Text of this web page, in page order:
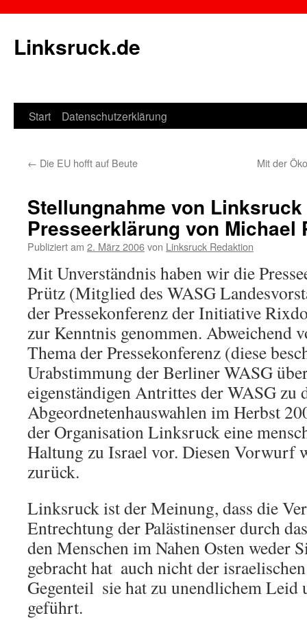
Linksruck.de
Springe
Inhalt
Start Datenschutzerklärung
← Die EU hofft auf Beute Mit der
Stellungnahme von
Presseerklärung von Michael
Publiziert am 2. März 2006von Linksruck Redaktion
Mit Unverständnis haben wir die
Prütz (Mitglied des WASG
der Pressekonferenz der Initiative
zur Kenntnis genommen. Abweichend
Thema der Pressekonferenz (diese
Urabstimmung der Berliner WASG
eigenständigen Antrittes der WASG zu
Abgeordnetenhauswahlen im Herbst
der Organisation Linksruck eine
Haltung zu Israel vor. Diesen Vorwurf
zurück.
Linksruck ist der Meinung, dass die
Entrechtung der Palästinenser durch
den Menschen im Nahen Osten weder
gebracht hat  auch nicht der
Gegenteil  sie hat zu unendlichem
geführt.